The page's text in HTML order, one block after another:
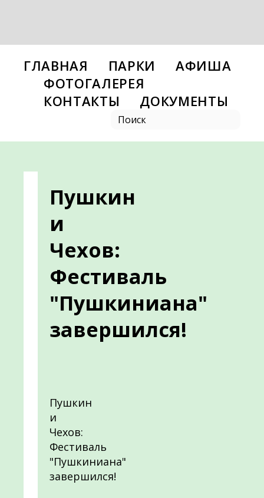
ГЛАВНАЯ ПАРКИ
АФИША
ФОТОГАЛЕРЕЯ
КОНТАКТЫ
ДОКУМЕНТЫ
Пушкин
и
Чехов:
Фестиваль
"Пушкиниана"
завершился!
Пушкин
и
Чехов:
Фестиваль
"Пушкиниана"
завершился!